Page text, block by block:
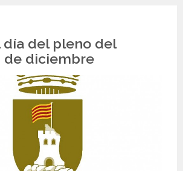
día del pleno del
de diciembre